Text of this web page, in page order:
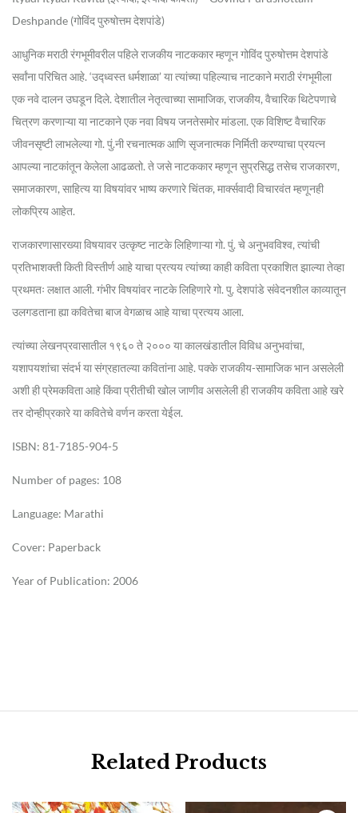
Deshpande (गोविंद पुरुषोत्तम देशपांडे)
आधुनिक मराठी रंगभूमीवरील पहिले राजकीय नाटककार म्हणून गोविंद पुरुषोत्तम देशपांडे
सर्वांना परिचित आहे. ‘उद्ध्वस्त धर्मशाळा’ या त्यांच्या पहिल्याच नाटकाने मराठी रंगभूमीला
एक नवे दालन उघडून दिले. देशातील नेतृत्वाच्या सामाजिक, राजकीय, वैचारिक थिटेपणाचे
चित्रण करणाऱ्या या नाटकाने एक नवा विषय जनतेसमोर मांडला. एक विशिष्ट वैचारिक
जीवनसृष्टी लाभलेल्या गो. पुं.नी रचनात्मक आणि सृजनात्मक निर्मिती करण्याचा प्रयत्न
आपल्या नाटकांतून केलेला आढळतो. ते जसे नाटककार म्हणून सुप्रसिद्ध तसेच राजकारण,
समाजकारण, साहित्य या विषयांवर भाष्य करणारे चिंतक, मार्क्सवादी विचारवंत म्हणूनही
लोकप्रिय आहेत.
राजकारणासारख्या विषयावर उत्कृष्ट नाटके लिहिणाऱ्या गो. पुं. चे अनुभवविश्व, त्यांची
प्रतिभाशक्ती किती विस्तीर्ण आहे याचा प्रत्यय त्यांच्या काही कविता प्रकाशित झाल्या तेव्हा
प्रथमतः लक्षात आली. गंभीर विषयांवर नाटके लिहिणारे गो. पु. देशपांडे संवेदनशील काव्यातून
उलगडताना ह्या कवितेचा बाज वेगळाच आहे याचा प्रत्यय आला.
त्यांच्या लेखनप्रवासातील १९६० ते २००० या कालखंडातील विविध अनुभवांचा,
यशापयशांचा संदर्भ या संग्रहातल्या कवितांना आहे. पक्के राजकीय-सामाजिक भान असलेली
अशी ही प्रेमकविता आहे किंवा प्रीतीची खोल जाणीव असलेली ही राजकीय कविता आहे खरे
तर दोन्हीप्रकारे या कवितेचे वर्णन करता येईल.
ISBN: 81-7185-904-5
Number of pages: 108
Language: Marathi
Cover: Paperback
Year of Publication: 2006
Related Products